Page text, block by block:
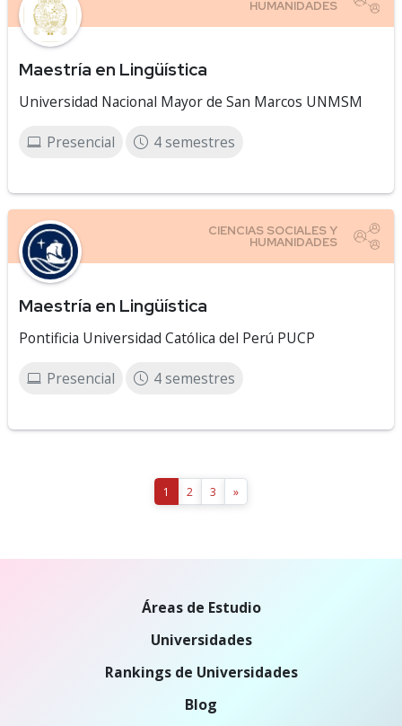
Maestría en Lingüística
Universidad Nacional Mayor de San Marcos UNMSM
Presencial 4 semestres
Maestría en Lingüística
Pontificia Universidad Católica del Perú PUCP
Presencial 4 semestres
1 2 3 »
Áreas de Estudio
Universidades
Rankings de Universidades
Blog